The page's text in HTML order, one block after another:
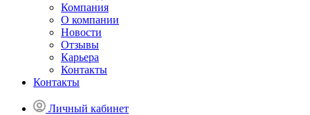
Компания
О компании
Новости
Отзывы
Карьера
Контакты
Контакты
Личный кабинет